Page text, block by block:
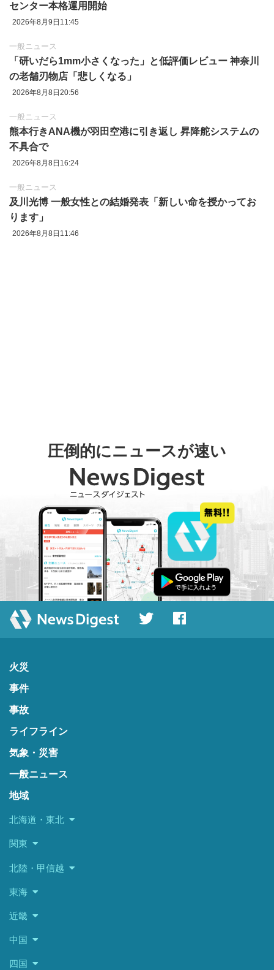
センター本格運用開始
2026年8月9日11:45
一般ニュース
「研いだら1mm小さくなった」と低評価レビュー 神奈川
の老舗刃物店「悲しくなる」
2026年8月8日20:56
一般ニュース
熊本行きANA機が羽田空港に引き返し 昇降舵システムの
不具合で
2026年8月8日16:24
一般ニュース
及川光博 一般女性との結婚発表「新しい命を授かってお
ります」
2026年8月8日11:46
圧倒的にニュースが速い
火災
事件
事故
ライフライン
気象・災害
一般ニュース
地域
北海道・東北
関東
北陸・甲信越
東海
近畿
中国
四国